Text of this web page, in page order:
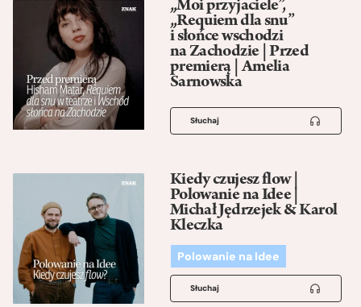
„Moi przyjaciele”,
„Requiem dla snu”
i słońce wschodzi
na Zachodzie | Przed
premierą | Amelia
Sarnowska
Słuchaj
Kiedy czujesz flow |
Polowanie na Idee |
Michał Jędrzejek & Karol
Kleczka
Polowanie na Idee
Słuchaj